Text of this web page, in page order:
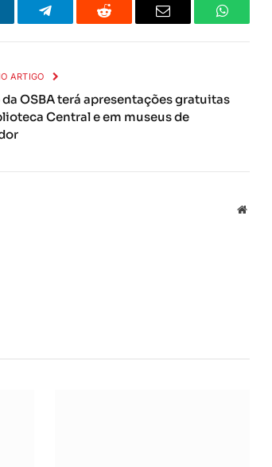
TelegramaReddit
E-
Whatsapp
ARTIGO
da OSBA terá apresentações gratuitas
Central e em museus de
Local